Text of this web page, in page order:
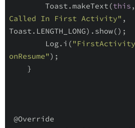
Toast.makeText(this ,
Called In First Activity" ,
Toast.LENGTH_LONG).show();
Log.i(
onResume" );
}
@Override